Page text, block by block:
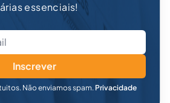
essenciais!
Inscrever
Não enviamos spam. Privacidade